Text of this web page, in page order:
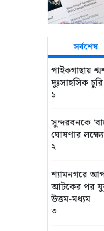
সর্বশেষ
পাইকগাছায়
দুঃসাহসিক চুরি
১
সুন্দরবনকে
ঘোষণার
২
শ্যামনগরে
আটকের পর
উত্তম-মধ্যম
৩